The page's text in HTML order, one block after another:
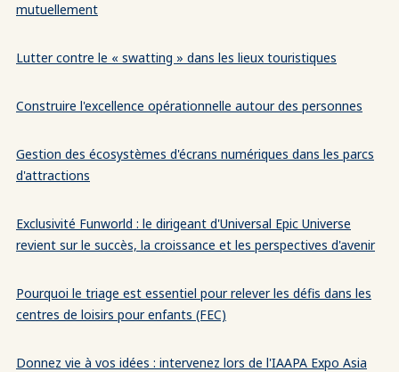
mutuellement
Lutter contre le « swatting » dans les lieux touristiques
Construire l'excellence opérationnelle autour des personnes
Gestion des écosystèmes d'écrans numériques dans les parcs
d'attractions
Exclusivité Funworld : le dirigeant d'Universal Epic Universe
revient sur le succès, la croissance et les perspectives d'avenir
Pourquoi le triage est essentiel pour relever les défis dans les
centres de loisirs pour enfants (FEC)
Donnez vie à vos idées : intervenez lors de l'IAAPA Expo Asia